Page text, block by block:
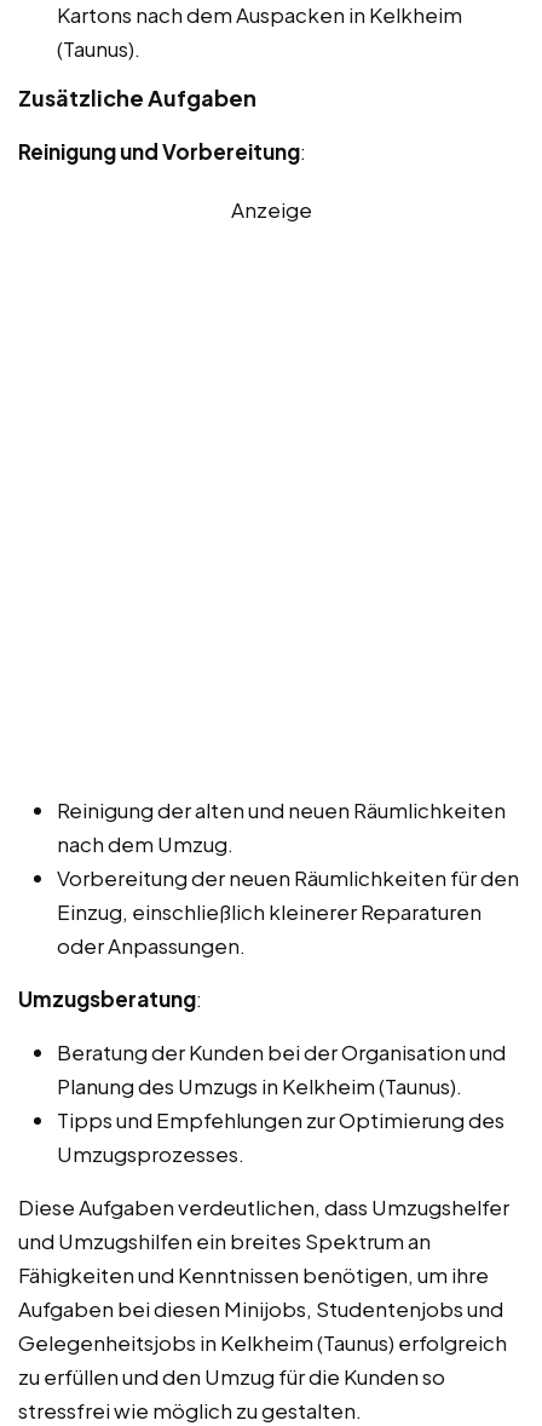
Kartons nach dem Auspacken in Kelkheim
(Taunus).
Zusätzliche Aufgaben
Reinigung und Vorbereitung:
Anzeige
Reinigung der alten und neuen Räumlichkeiten
nach dem Umzug.
Vorbereitung der neuen Räumlichkeiten für den
Einzug, einschließlich kleinerer Reparaturen
oder Anpassungen.
Umzugsberatung:
Beratung der Kunden bei der Organisation und
Planung des Umzugs in Kelkheim (Taunus).
Tipps und Empfehlungen zur Optimierung des
Umzugsprozesses.
Diese Aufgaben verdeutlichen, dass Umzugshelfer
und Umzugshilfen ein breites Spektrum an
Fähigkeiten und Kenntnissen benötigen, um ihre
Aufgaben bei diesen Minijobs, Studentenjobs und
Gelegenheitsjobs in Kelkheim (Taunus) erfolgreich
zu erfüllen und den Umzug für die Kunden so
stressfrei wie möglich zu gestalten.